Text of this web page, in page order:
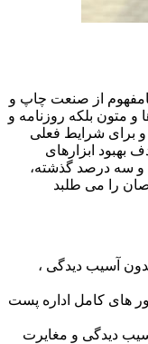
از صنعت چاپ و
و متون بلکه روزنامه و
برای شرایط فعلی
بهبود ابزارهای
و سه درصد گذشته،
را می طلبد
آسیب دیدگی ،
های کامل اداره پست
دیدگی و مغایرت